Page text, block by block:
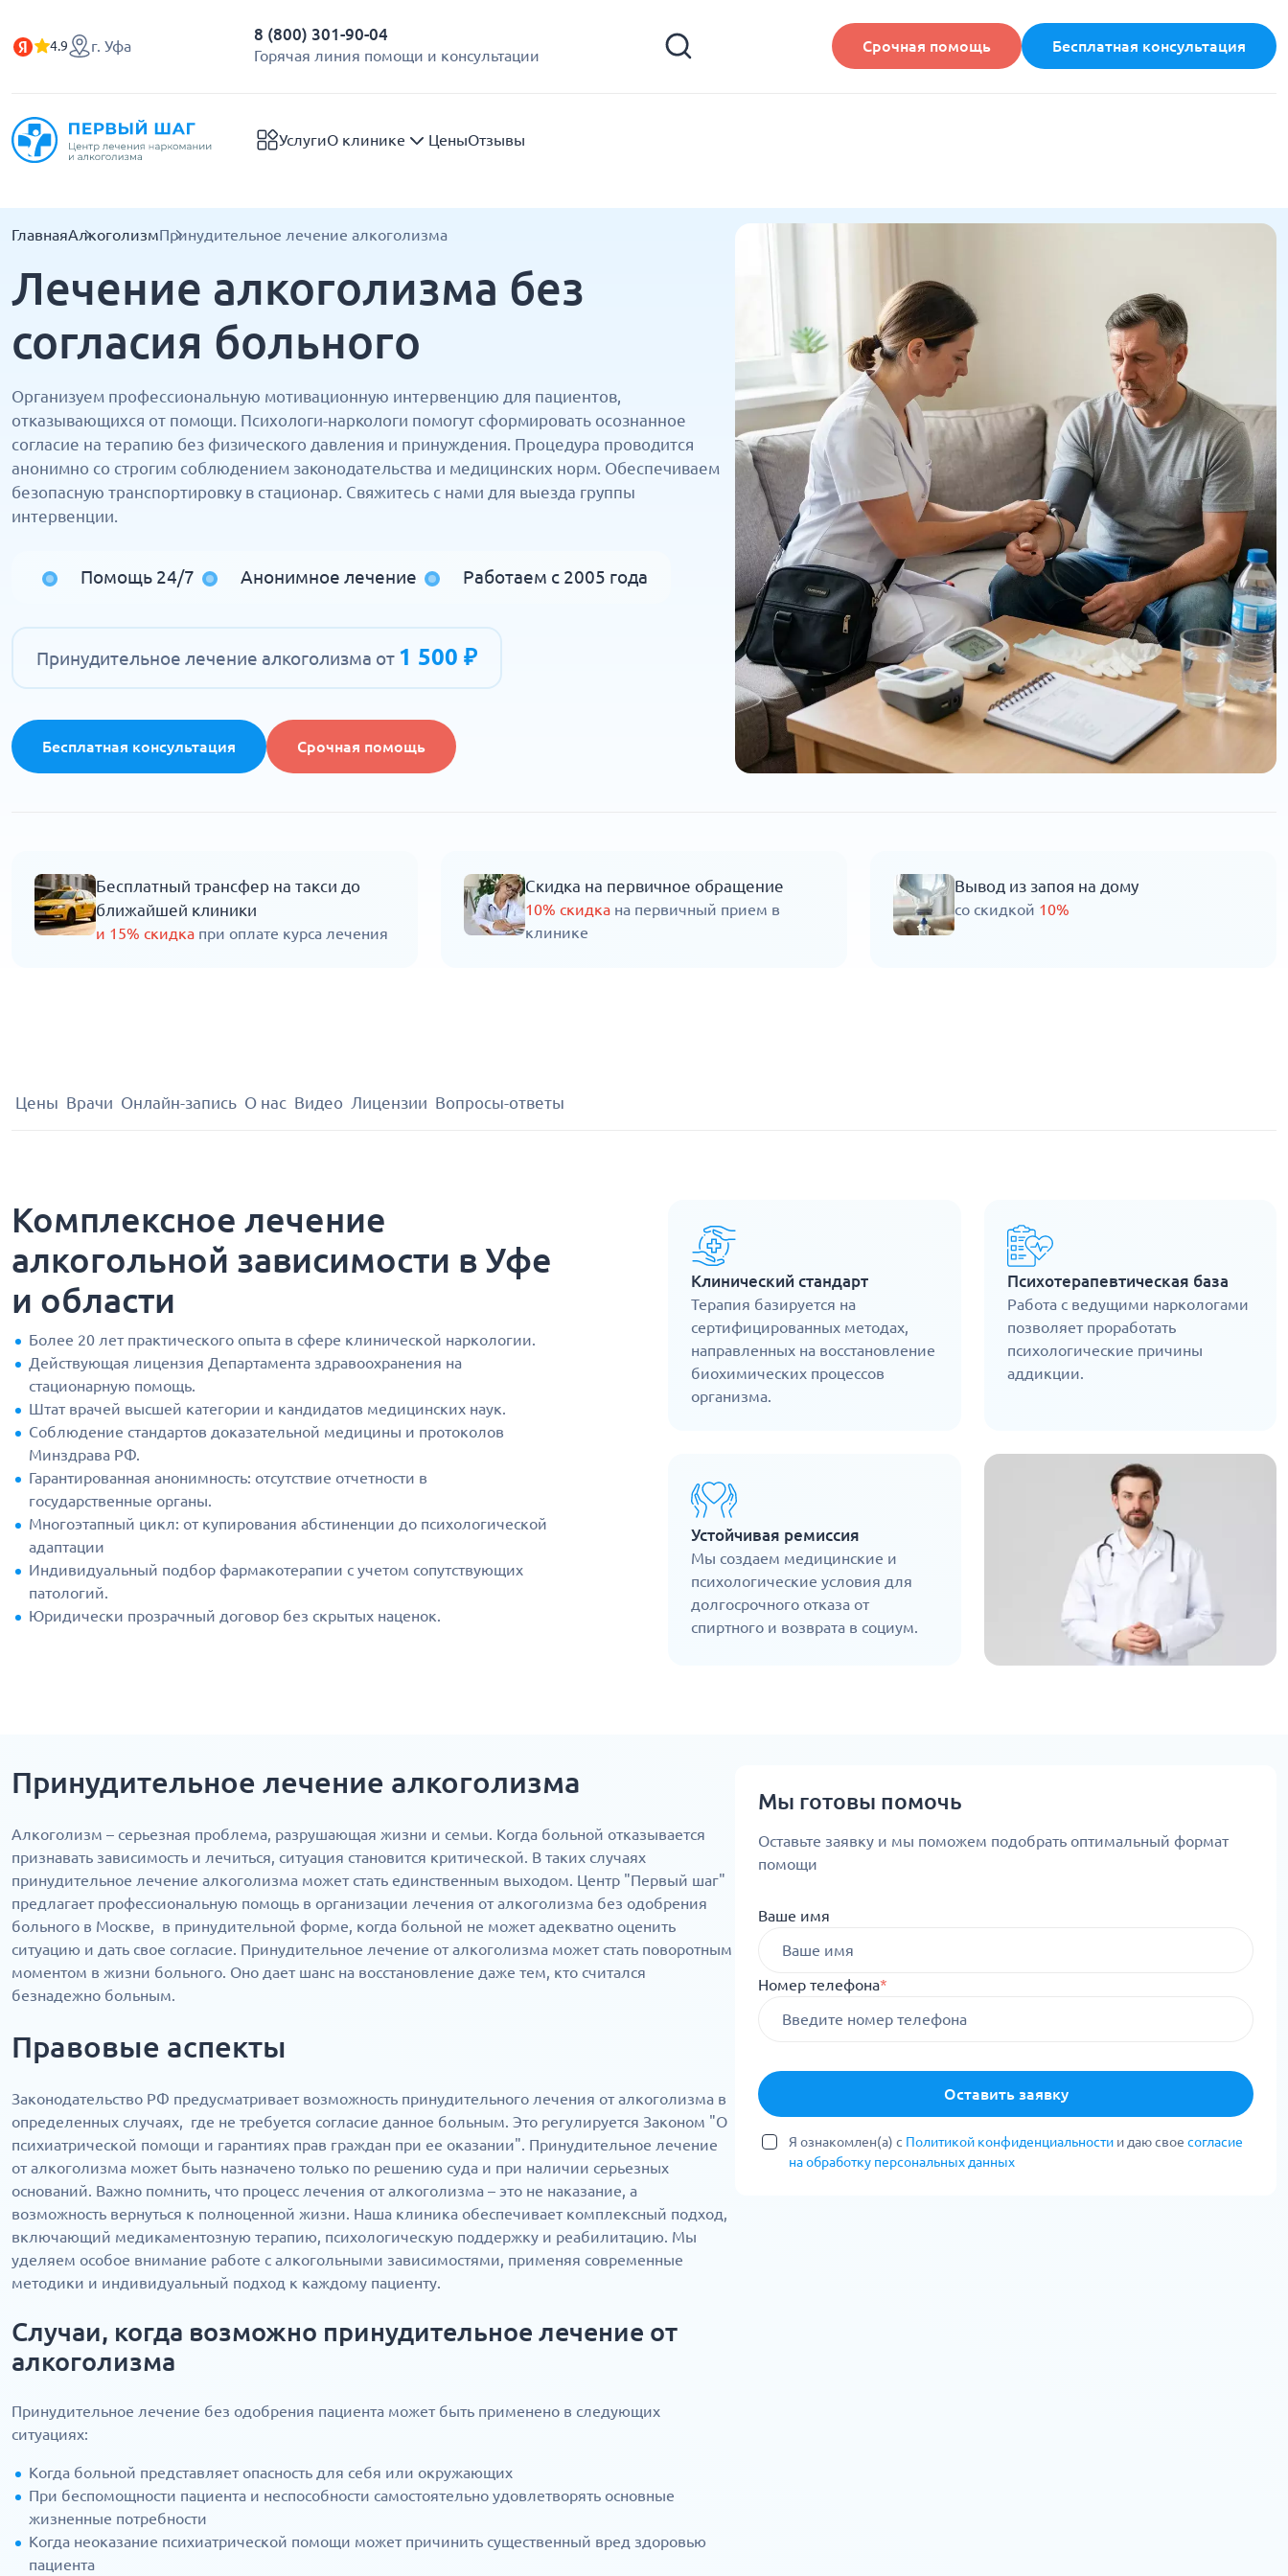
4.9 г. Уфа
8 (800) 301-90-04
Горячая линия помощи и консультации
Срочная помощь Бесплатная консультация
УслугиО клинике ЦеныОтзывы
ГлавнаяАлкоголизмПринудительное лечение алкоголизма
Лечение алкоголизма без
согласия больного
Организуем профессиональную мотивационную интервенцию для пациентов,
отказывающихся от помощи. Психологи-наркологи помогут сформировать осознанное
согласие на терапию без физического давления и принуждения. Процедура проводится
анонимно со строгим соблюдением законодательства и медицинских норм. Обеспечиваем
безопасную транспортировку в стационар. Свяжитесь с нами для выезда группы
интервенции.
Помощь 24/7 Анонимное лечение Работаем с 2005 года
Принудительное лечение алкоголизма от 1 500 ₽
Бесплатная консультация Срочная помощь
Бесплатный трансфер на такси до
ближайшей клиники
и 15% скидка при оплате курса лечения
Скидка на первичное обращение
10% скидка на первичный прием в
клинике
Вывод из запоя на дому
со скидкой 10%
Цены Врачи Онлайн-запись О нас Видео Лицензии Вопросы-ответы
Комплексное лечение
алкогольной зависимости в Уфе
и области
Более 20 лет практического опыта в сфере клинической наркологии.
Действующая лицензия Департамента здравоохранения на
стационарную помощь.
Штат врачей высшей категории и кандидатов медицинских наук.
Соблюдение стандартов доказательной медицины и протоколов
Минздрава РФ.
Гарантированная анонимность: отсутствие отчетности в
государственные органы.
Многоэтапный цикл: от купирования абстиненции до психологической
адаптации
Индивидуальный подбор фармакотерапии с учетом сопутствующих
патологий.
Юридически прозрачный договор без скрытых наценок.
Клинический стандарт
Терапия базируется на
сертифицированных методах,
направленных на восстановление
биохимических процессов
организма.
Психотерапевтическая база
Работа с ведущими наркологами
позволяет проработать
психологические причины
аддикции.
Устойчивая ремиссия
Мы создаем медицинские и
психологические условия для
долгосрочного отказа от
спиртного и возврата в социум.
Принудительное лечение алкоголизма
Алкоголизм – серьезная проблема, разрушающая жизни и семьи. Когда больной отказывается
признавать зависимость и лечиться, ситуация становится критической. В таких случаях
принудительное лечение алкоголизма может стать единственным выходом. Центр "Первый шаг"
предлагает профессиональную помощь в организации лечения от алкоголизма без одобрения
больного в Москве, в принудительной форме, когда больной не может адекватно оценить
ситуацию и дать свое согласие. Принудительное лечение от алкоголизма может стать поворотным
моментом в жизни больного. Оно дает шанс на восстановление даже тем, кто считался
безнадежно больным.
Правовые аспекты
Законодательство РФ предусматривает возможность принудительного лечения от алкоголизма в
определенных случаях, где не требуется согласие данное больным. Это регулируется Законом "О
психиатрической помощи и гарантиях прав граждан при ее оказании". Принудительное лечение
от алкоголизма может быть назначено только по решению суда и при наличии серьезных
оснований. Важно помнить, что процесс лечения от алкоголизма – это не наказание, а
возможность вернуться к полноценной жизни. Наша клиника обеспечивает комплексный подход,
включающий медикаментозную терапию, психологическую поддержку и реабилитацию. Мы
уделяем особое внимание работе с алкогольными зависимостями, применяя современные
методики и индивидуальный подход к каждому пациенту.
Случаи, когда возможно принудительное лечение от
алкоголизма
Принудительное лечение без одобрения пациента может быть применено в следующих
ситуациях:
Когда больной представляет опасность для себя или окружающих
При беспомощности пациента и неспособности самостоятельно удовлетворять основные
жизненные потребности
Когда неоказание психиатрической помощи может причинить существенный вред здоровью
пациента
Мы готовы помочь
Оставьте заявку и мы поможем подобрать оптимальный формат
помощи
Ваше имя
Номер телефона*
Оставить заявку
Я ознакомлен(а) с Политикой конфиденциальности и даю свое согласие
на обработку персональных данных